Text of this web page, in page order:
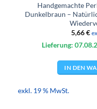
Handgemachte
Dunkelbraun –
5,66€
Lieferung: 07.08.
IN DEN
exkl. 19 % MwSt.